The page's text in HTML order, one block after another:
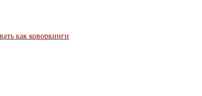
как коворкинги